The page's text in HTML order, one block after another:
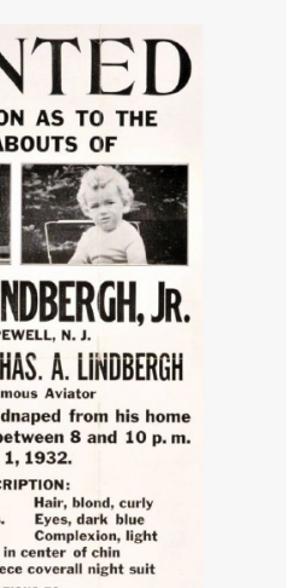
LINE EMAIL